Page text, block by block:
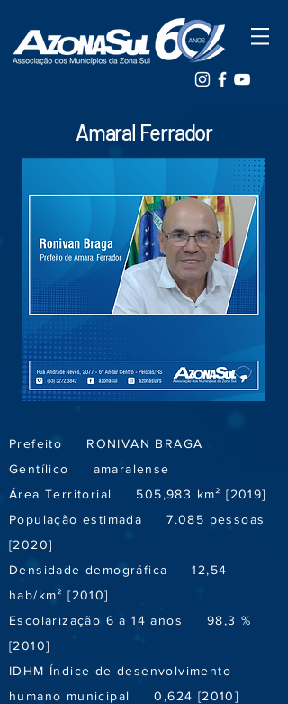
Amaral Ferrador
Prefeito RONIVAN BRAGA
Gentílico amaralense
Área Territorial 505,983 km² [2019]
População estimada 7.085 pessoas
[2020]
Densidade demográfica 12,54
hab/km² [2010]
Escolarização 6 a 14 anos 98,3 %
[2010]
IDHM Índice de desenvolvimento
humano municipal 0,624 [2010]